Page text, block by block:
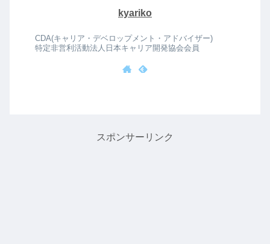
kyariko
CDA(キャリア・デベロップメント・アドバイザー)
特定非営利活動法人日本キャリア開発協会会員
スポンサーリンク